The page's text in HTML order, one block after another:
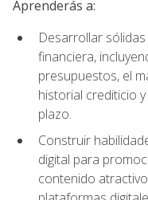
Aprenderás a:
Desarrollar
financiera,
presupuestos, el
historial crediticio
plazo.
Construir
digital para
contenido